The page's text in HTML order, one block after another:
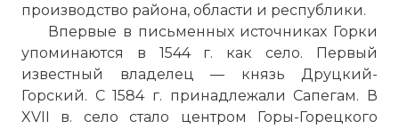
производство района, области и республики.
Впервые в письменных источниках Горки
упоминаются в 1544 г. как село. Первый
известный владелец — князь Друцкий-
Горский. С 1584 г. принадлежали Сапегам. В
XVII в. село стало центром Горы-Горецкого